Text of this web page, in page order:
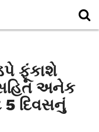
ફૂંકાશે
અનેક
5 દિવસનું